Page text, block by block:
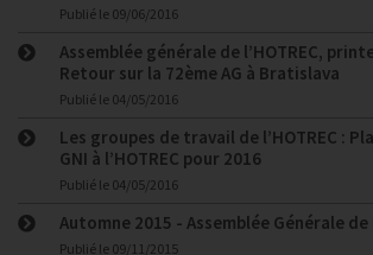
Publié le 09/06/2016
Assemblée générale de l’HOTREC,
Retour sur la 72ème AG à Bratislava
Publié le 04/05/2016
Les groupes de travail de l’HOTREC :
GNI à l’HOTREC pour 2016
Publié le 04/05/2016
Automne 2015 - Assemblée Générale de
Publié le 09/11/2015